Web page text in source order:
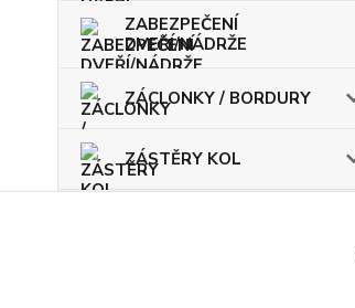
ZABEZPEČENÍ
DVEŘÍ/NÁDRŽE
ZÁCLONKY / BORDURY
ZÁSTĚRY KOL